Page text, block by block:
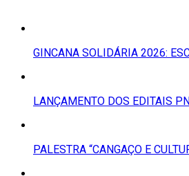
GINCANA SOLIDÁRIA 2026:
LANÇAMENTO DOS EDITAIS
PALESTRA “CANGAÇO E